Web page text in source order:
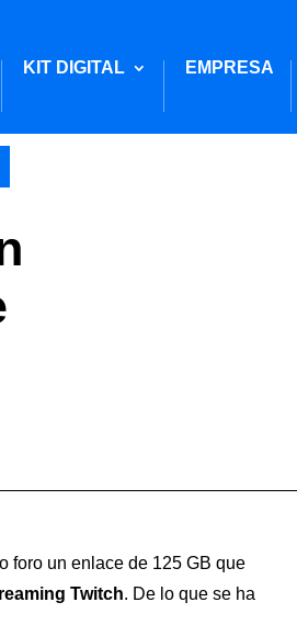
KIT DIGITAL EMPRESA
foro un enlace de 125 GB que
Twitch. De lo que se ha